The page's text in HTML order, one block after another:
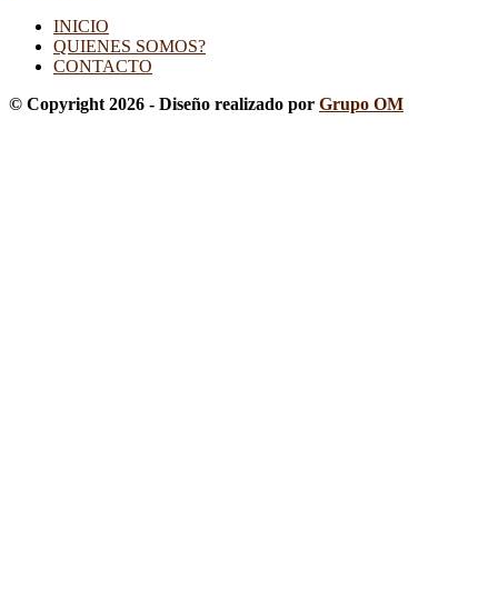
INICIO
QUIENES SOMOS?
CONTACTO
© Copyright 2026 - Diseño realizado por Grupo OM